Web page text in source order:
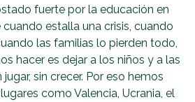
fuerte por la educación en
estalla una crisis, cuando
las familias lo pierden todo,
hacer es dejar a los niños y a las
jugar, sin crecer. Por eso hemos
como Valencia, Ucrania, el